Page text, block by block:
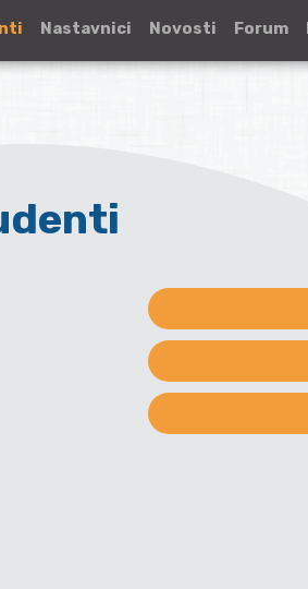
Nastavnici Novosti Forum